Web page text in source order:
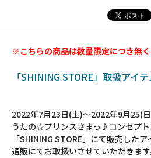
※こちらの商品は数量限定につき無
「SHINING STORE」取扱アイ
2022年7月23日(土)～2022年9月25(
うたの☆プリンスさまっ♪コンセプ
「SHINING STORE」にて販売したア
通販にてお取扱いさせていただきます